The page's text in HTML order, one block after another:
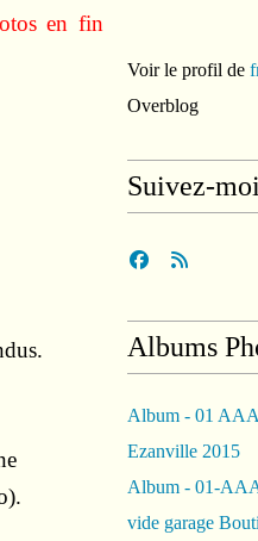
en fin
Voir le profil de
Overblog
Suivez-moi
Albums
Album - 01
Ezanville 2015
Album - 01-
vide garage